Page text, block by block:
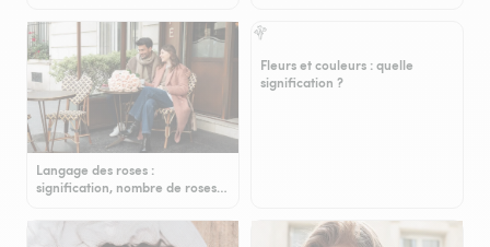
Langage des roses :
signification, nombre de roses…
Fleurs et couleurs : quelle
signification ?